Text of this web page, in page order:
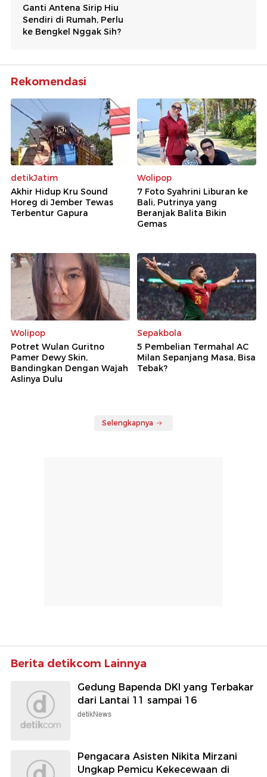
Rekomendasi
detikJatim
Akhir Hidup Kru Sound
Horeg di Jember Tewas
Terbentur Gapura
Wolipop
7 Foto Syahrini Liburan ke
Bali, Putrinya yang
Beranjak Balita Bikin
Gemas
Wolipop
Potret Wulan Guritno
Pamer Dewy Skin,
Bandingkan Dengan Wajah
Aslinya Dulu
Sepakbola
5 Pembelian Termahal AC
Milan Sepanjang Masa, Bisa
Tebak?
Selengkapnya
Berita detikcom Lainnya
Gedung Bapenda DKI yang Terbakar
dari Lantai 11 sampai 16
detikNews
Pengacara Asisten Nikita Mirzani
Ungkap Pemicu Kekecewaan di